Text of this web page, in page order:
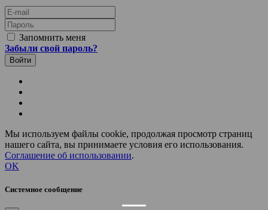
E-mail
Пароль
Запомнить меня
Забыли свой пароль?
Мы используем файлы cookie, продолжая просмотр страниц
нашего сайта, вы принимаете условия его использования.
Соглашение об использовании.
OK
Системное сообщение